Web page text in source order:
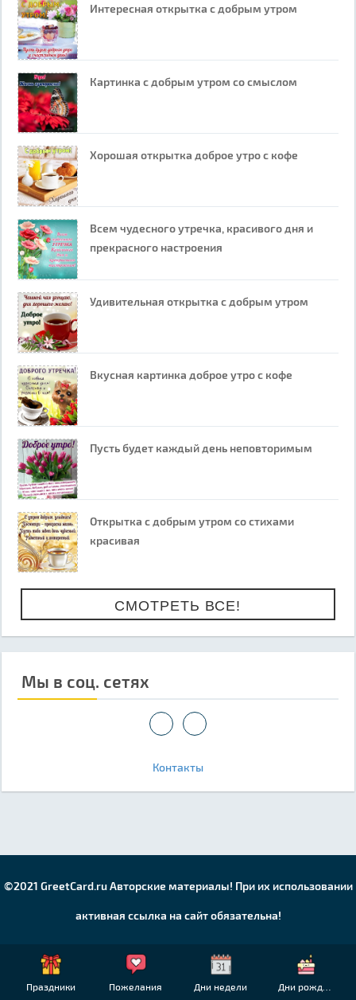
Интересная открытка с добрым утром
Картинка с добрым утром со смыслом
Хорошая открытка доброе утро с кофе
Всем чудесного утречка, красивого дня и
прекрасного настроения
Удивительная открытка с добрым утром
Вкусная картинка доброе утро с кофе
Пусть будет каждый день неповторимым
Открытка с добрым утром со стихами
красивая
СМОТРЕТЬ ВСЕ!
Мы в соц. сетях
Контакты
©2021 GreetCard.ru Авторские материалы! При их использовании
активная ссылка на сайт обязательна!
Праздники Пожелания Дни недели